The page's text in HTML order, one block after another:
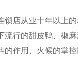
店从业十年以上
行的甜皮鸭、椒
作用、火候的掌控